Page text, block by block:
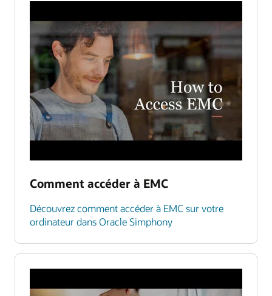
Comment accéder à EMC
Découvrez comment accéder à EMC sur votre
ordinateur dans Oracle Simphony